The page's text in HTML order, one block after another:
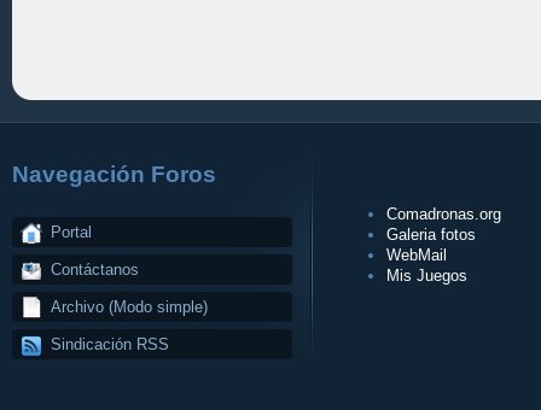
Navegación Foros
Portal
Contáctanos
Archivo (Modo simple)
Sindicación RSS
Comadronas.org
Galeria fotos
WebMail
Mis Juegos